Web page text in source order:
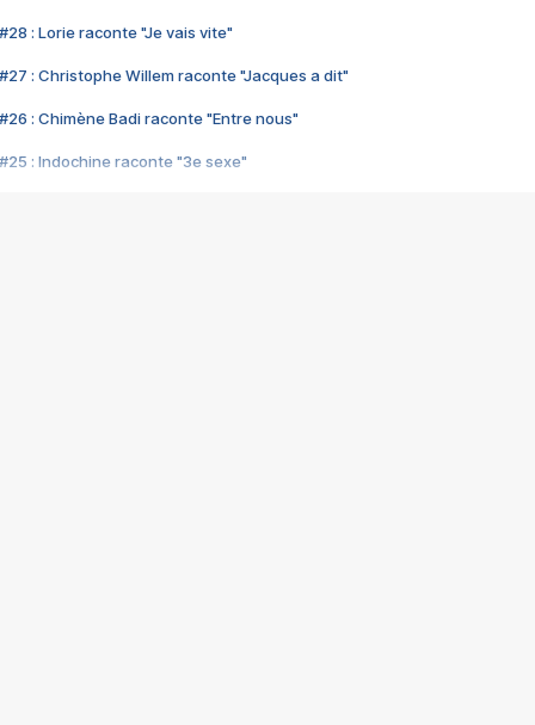
#28 : Lorie raconte "Je vais vite"
#27 : Christophe Willem raconte "Jacques a dit"
#26 : Chimène Badi raconte "Entre nous"
#25 : Indochine raconte "3e sexe"